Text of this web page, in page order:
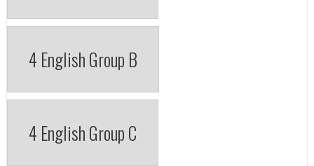
4 English Group B
4 English Group C